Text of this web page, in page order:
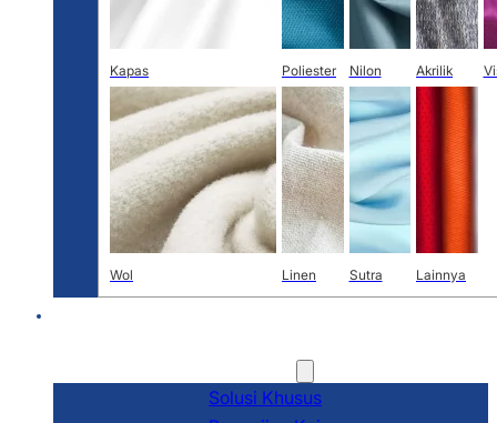
Kapas Poliester Nilon Akrilik
Wol Linen Sutra Lainnya
Solusi Khusus